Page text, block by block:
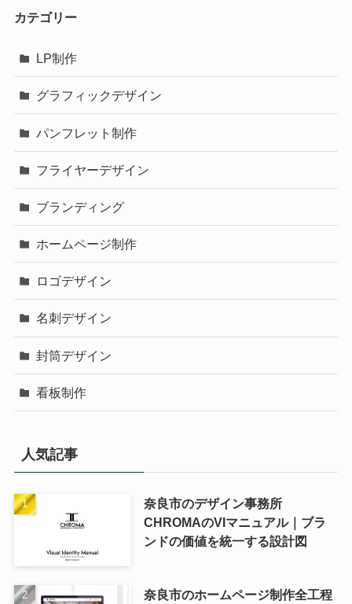
カテゴリー
LP制作
グラフィックデザイン
パンフレット制作
フライヤーデザイン
ブランディング
ホームページ制作
ロゴデザイン
名刺デザイン
封筒デザイン
看板制作
人気記事
奈良市のデザイン事務所
CHROMAのVIマニュアル｜ブラ
ンドの価値を統一する設計図
奈良市のホームページ制作全工程